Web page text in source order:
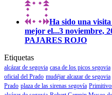
Ha sido una
mejor el...3 noviembre,
PAJARES ROJO
Etiquetas
alcázar de segovia casa de los picos segovia
oficial del Prado mudéjar alcazar de segovia
Prado plaza de las sirenas segovía